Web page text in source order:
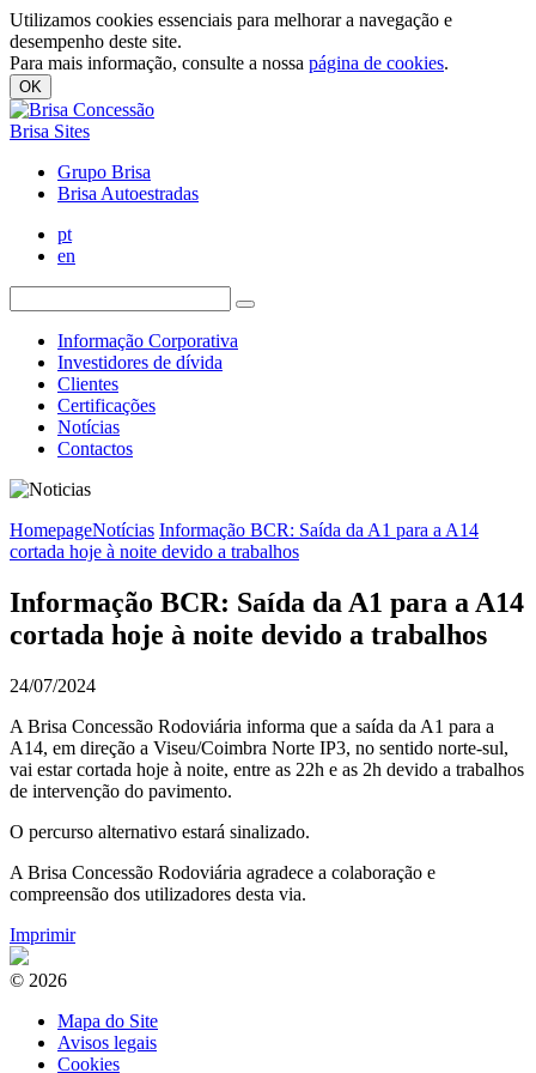
Utilizamos cookies essenciais para melhorar a navegação e
desempenho deste site.
Para mais informação, consulte a nossa página de cookies.
OK
Brisa Sites
Grupo Brisa
Brisa Autoestradas
pt
en
Informação Corporativa
Investidores de dívida
Clientes
Certificações
Notícias
Contactos
HomepageNotícias Informação BCR: Saída da A1 para a A14
cortada hoje à noite devido a trabalhos
Informação BCR: Saída da A1 para a A14
cortada hoje à noite devido a trabalhos
24/07/2024
A Brisa Concessão Rodoviária informa que a saída da A1 para a
A14, em direção a Viseu/Coimbra Norte IP3, no sentido norte-sul,
vai estar cortada hoje à noite, entre as 22h e as 2h devido a trabalhos
de intervenção do pavimento.
O percurso alternativo estará sinalizado.
A Brisa Concessão Rodoviária agradece a colaboração e
compreensão dos utilizadores desta via.
Imprimir
© 2026
Mapa do Site
Avisos legais
Cookies